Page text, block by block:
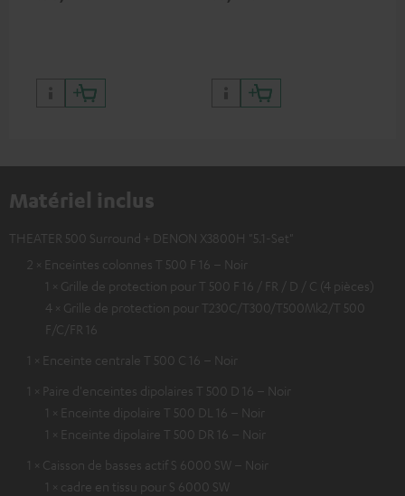
Matériel inclus
THEATER 500 Surround + DENON X3800H "5.1-Set"
2 × Enceintes colonnes T 500 F 16 – Noir
1 × Grille de protection pour T 500 F 16 / FR / D / C (4 pièces)
4 × Grille de protection pour T230C/T300/T500Mk2/T 500
F/C/FR 16
1 × Enceinte centrale T 500 C 16 – Noir
1 × Paire d'enceintes dipolaires T 500 D 16 – Noir
1 × Enceinte dipolaire T 500 DL 16 – Noir
1 × Enceinte dipolaire T 500 DR 16 – Noir
1 × Caisson de basses actif S 6000 SW – Noir
1 × cadre en tissu pour S 6000 SW